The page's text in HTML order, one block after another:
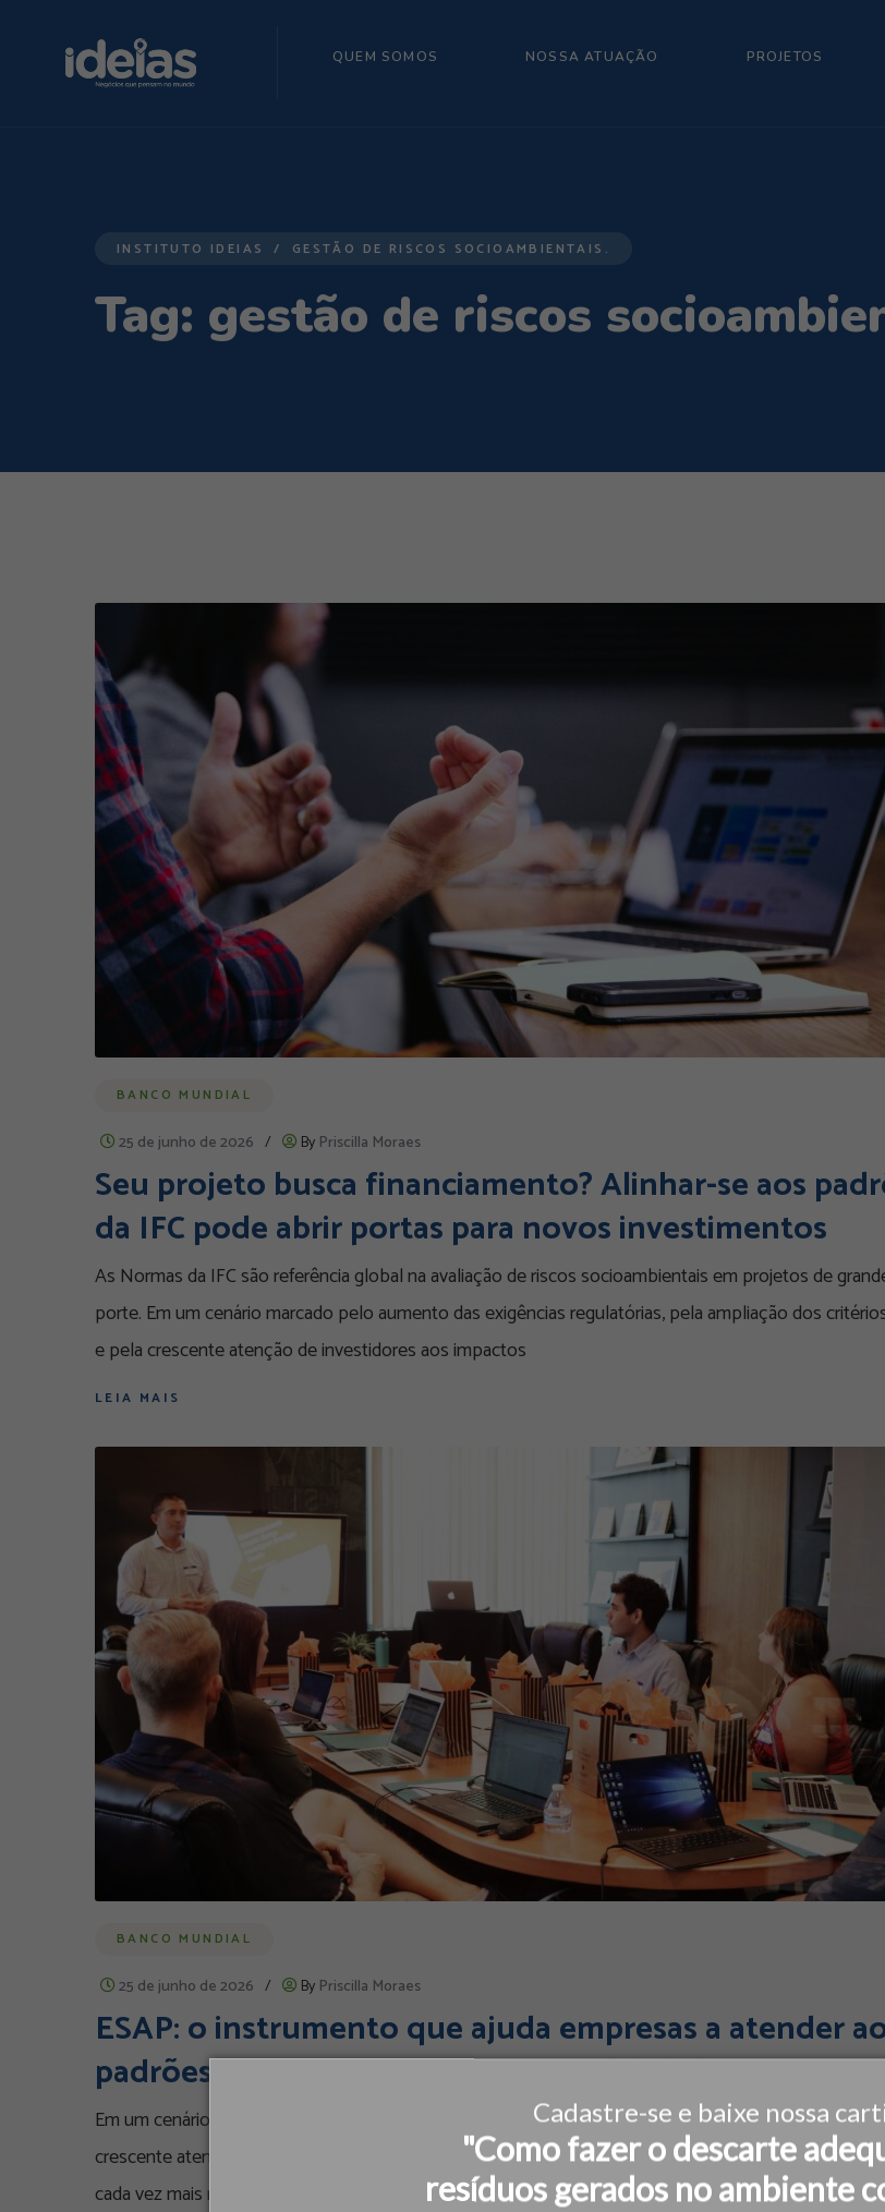
Cadastre-se e baixe nossa
"Como fazer o descarte
resíduos gerados no ambiente
QUEM SOMOS NOSSA ATUAÇÃO PROJETOS
INSTITUTO IDEIAS GESTÃO DE RISCOS SOCIOAMBIENTAIS.
Tag: gestão de riscos
BANCO MUNDIAL
25 de junho de 2026 / By Priscilla Moraes
Seu projeto busca financiamento? Alinhar-se aos
da IFC pode abrir portas para novos investimentos
As Normas da IFC são referência global na avaliação de riscos socioambientais em projetos de
porte. Em um cenário marcado pelo aumento das exigências regulatórias, pela ampliação dos
e pela crescente atenção de investidores aos impactos
LEIA MAIS
BANCO MUNDIAL
25 de junho de 2026 / By Priscilla Moraes
ESAP: o instrumento que ajuda empresas a atender
padrões internacionais de sustentabilidade
Em um cenário marcado pelo aumento das exigências regulatórias, pela ampliação dos critérios ESG
crescente atenção de investidores aos impactos socioambientais dos negócios, uma pergunta se
cada vez mais relevante: o seu projeto está realmente preparado